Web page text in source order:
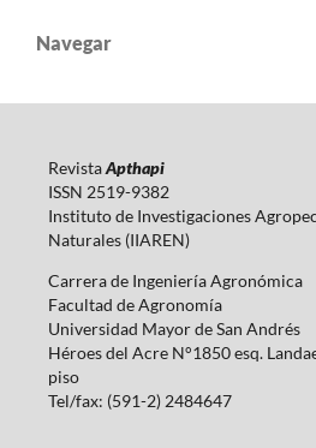
Navegar
RevistaApthapi
ISSN 2519-9382
Instituto de Investigaciones
Naturales (IIAREN)
Carrera de Ingeniería Agronómica
Facultad de Agronomía
Universidad Mayor de San Andrés
Héroes del Acre N°1850 esq.
piso
Tel/fax: (591-2) 2484647